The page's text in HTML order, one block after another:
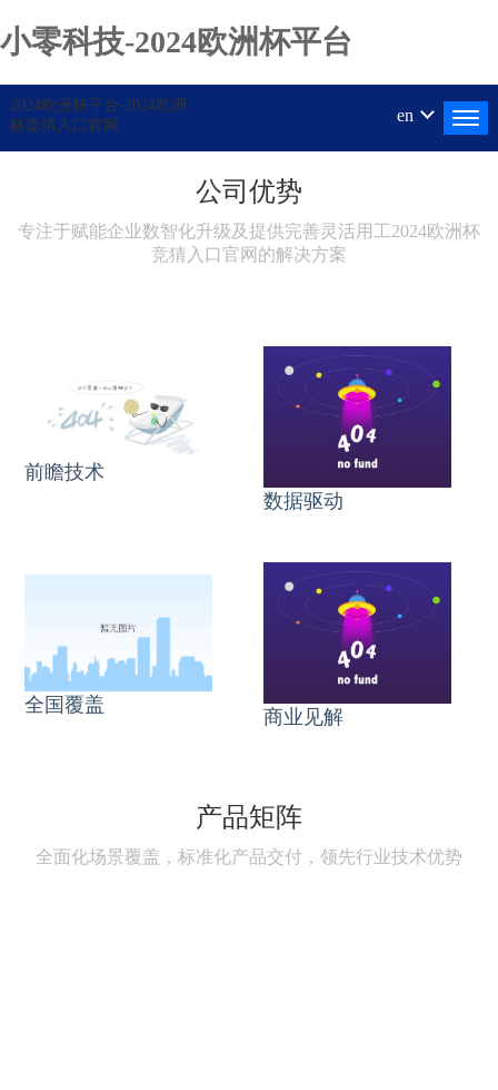
小零科技-2024欧洲杯平台
2024欧洲杯平台-2024欧洲
杯竞猜入口官网
en
公司优势
专注于赋能企业数智化升级及提供完善灵活用工2024欧洲杯
竞猜入口官网的解决方案
前瞻技术
数据驱动
全国覆盖
商业见解
产品矩阵
全面化场景覆盖，标准化产品交付，领先行业技术优势